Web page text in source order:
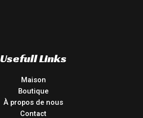
Usefull Links
Maison
Boutique
À propos de nous
Contact